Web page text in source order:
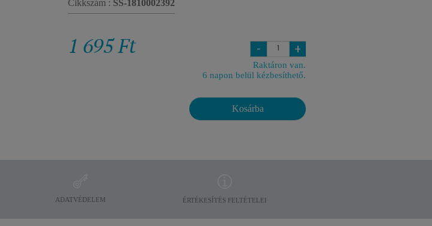
Cikkszám : SS-1810002392
1 695 Ft - +
Raktáron van.
6 napon belül kézbesíthető.
Kosárba
ADATVÉDELEM ÉRTÉKESÍTÉS FELTÉTELEI